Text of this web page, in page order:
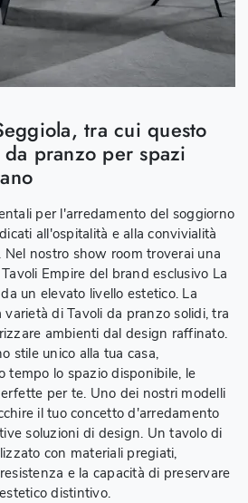
tra cui questo
pranzo per spazi
per l'arredamento del soggiorno
all'ospitalità e alla convivialità
Nel nostro show room troverai una
Empire del brand esclusivo La
un elevato livello estetico. La
di Tavoli da pranzo solidi, tra
ambienti dal design raffinato.
stile unico alla tua casa,
tempo lo spazio disponibile, le
per te. Uno dei nostri modelli
il tuo concetto d'arredamento
soluzioni di design. Un tavolo di
con materiali pregiati,
e la capacità di preservare
distintivo.